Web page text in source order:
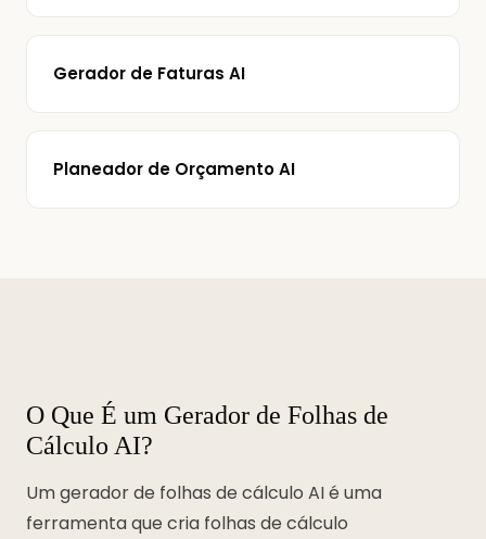
Gerador de Faturas AI
Planeador de Orçamento AI
O Que É um Gerador de Folhas de
Cálculo AI?
Um gerador de folhas de cálculo AI é uma
ferramenta que cria folhas de cálculo